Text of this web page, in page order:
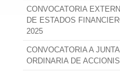
CONVOCATORIA
DE ESTADOS
2025
CONVOCATORIA A
ORDINARIA DE